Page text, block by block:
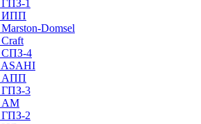
ГПЗ-1
ИПП
Marston-Domsel
Craft
СПЗ-4
ASAHI
АПП
ГПЗ-3
АМ
ГПЗ-2